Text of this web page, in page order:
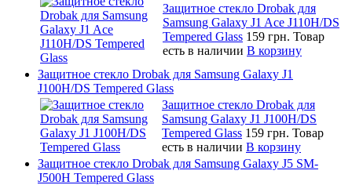
Защитное стекло Drobak для
Samsung Galaxy J1 Ace J110H/DS
Tempered Glass 159 грн. Товар
есть в наличии В корзину
Защитное стекло Drobak для Samsung Galaxy J1
J100H/DS Tempered Glass
Защитное стекло Drobak для
Samsung Galaxy J1 J100H/DS
Tempered Glass 159 грн. Товар
есть в наличии В корзину
Защитное стекло Drobak для Samsung Galaxy J5 SM-
J500H Tempered Glass